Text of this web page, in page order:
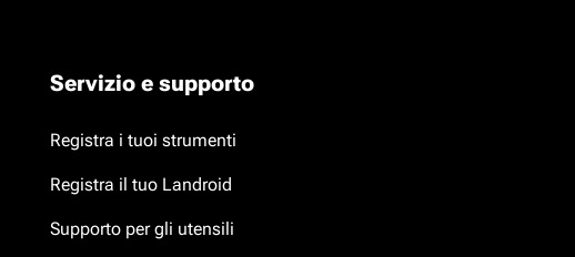
Servizio e supporto
Registra i tuoi strumenti
Registra il tuo Landroid
Supporto per gli utensili